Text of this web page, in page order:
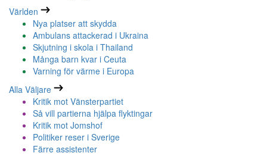
Världen
Nya platser att skydda
Ambulans attackerad i Ukraina
Skjutning i skola i Thailand
Många barn kvar i Ceuta
Varning för värme i Europa
Alla Väljare
Kritik mot Vänsterpartiet
Så vill partierna hjälpa flyktingar
Kritik mot Jomshof
Politiker reser i Sverige
Färre assistenter